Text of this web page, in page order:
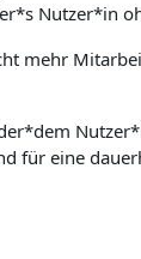
Nutzer*in
für eine